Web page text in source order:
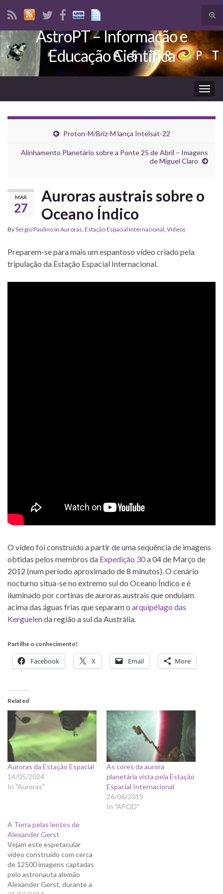
Search for:
AstroPT – Informação e
Educação Científica
Proton-M/Briz-M lança Intelsat-22
Alinhamento Planetário sobre a Ponte 25 de Abril – Imagens
de Miguel Claro
MAR
27
Auroras austrais sobre o
Oceano Índico
BySérgio Paulinoin Auroras, Estação Espacial Internacional, Vídeos
Preparem-se para mais um espantoso vídeo criado pela
tripulação da Estação Espacial Internacional.
O vídeo foi construído a partir de uma sequência de imagens
obtidas pelos membros da Expedição 30a 04 de Março de
2012 (num período aproximado de 8 minutos). O cenário
nocturno situa-se no extremo sul do Oceano Índico e é
iluminado por cortinas de auroras austrais que ondulam
acima das águas frias que separam o arquipélago das
Kerguelenda região a sul da Austrália.
Partilhe o conhecimento!
Facebook X Email More
Related
Auroras da Estação Espacial
14/05/2024
In "Auroras"
As cores da aurora
planetária vista pela Estação
Espacial Internacional
26/06/2015
In "APOD"
A Terra pelas lentes de
Alexander Gerst
Vejam este espetacular
vídeo construído com cerca
de 12500 imagens captadas
pelo astronauta alemão
Alexander Gerst, durante a